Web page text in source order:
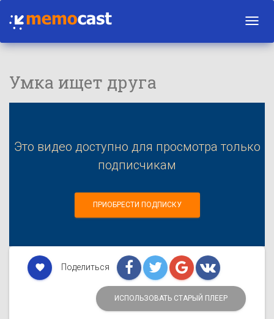
Умка ищет друга
Это видео доступно для просмотра только
подписчикам
ПРИОБРЕСТИ ПОДПИСКУ
favorite Поделиться
ИСПОЛЬЗОВАТЬ СТАРЫЙ ПЛЕЕР